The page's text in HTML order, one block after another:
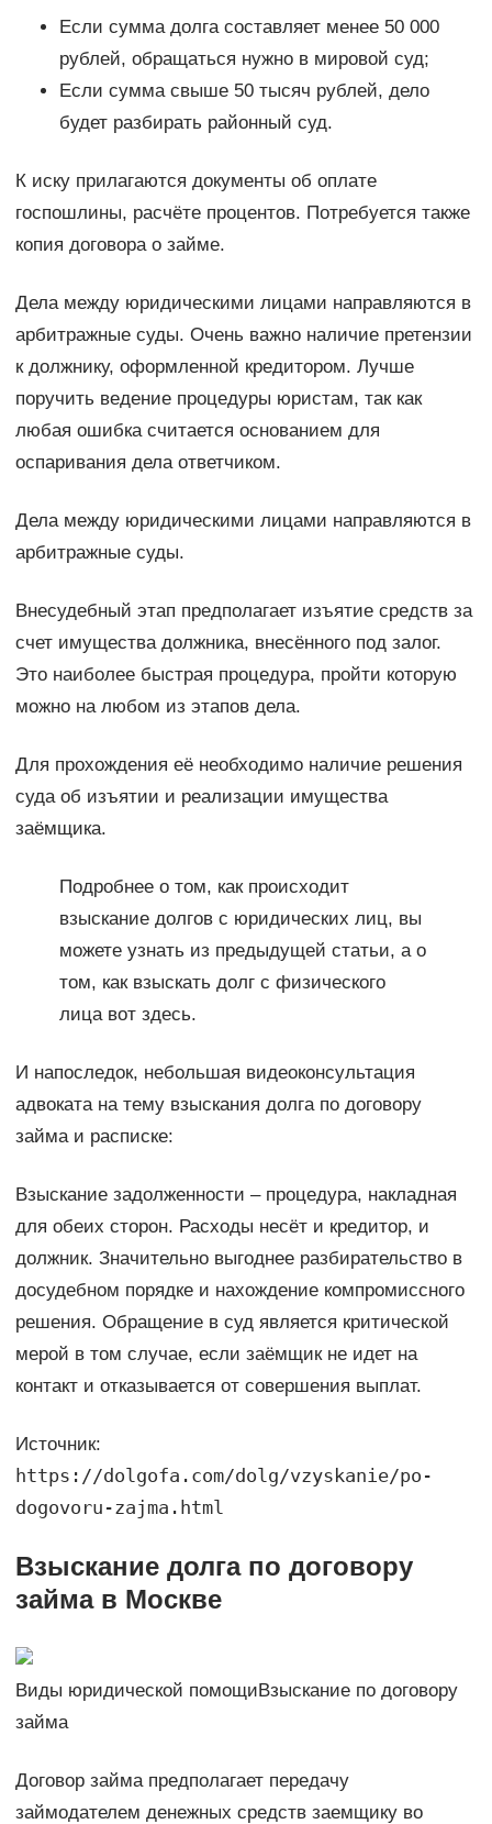
Если сумма долга составляет менее 50 000
рублей, обращаться нужно в мировой суд;
Если сумма свыше 50 тысяч рублей, дело
будет разбирать районный суд.
К иску прилагаются документы об оплате
госпошлины, расчёте процентов. Потребуется также
копия договора о займе.
Дела между юридическими лицами направляются в
арбитражные суды. Очень важно наличие претензии
к должнику, оформленной кредитором. Лучше
поручить ведение процедуры юристам, так как
любая ошибка считается основанием для
оспаривания дела ответчиком.
Дела между юридическими лицами направляются в
арбитражные суды.
Внесудебный этап предполагает изъятие средств за
счет имущества должника, внесённого под залог.
Это наиболее быстрая процедура, пройти которую
можно на любом из этапов дела.
Для прохождения её необходимо наличие решения
суда об изъятии и реализации имущества
заёмщика.
Подробнее о том, как происходит
взыскание долгов с юридических лиц, вы
можете узнать из предыдущей статьи, а о
том, как взыскать долг с физического
лица вот здесь.
И напоследок, небольшая видеоконсультация
адвоката на тему взыскания долга по договору
займа и расписке:
Взыскание задолженности – процедура, накладная
для обеих сторон. Расходы несёт и кредитор, и
должник. Значительно выгоднее разбирательство в
досудебном порядке и нахождение компромиссного
решения. Обращение в суд является критической
мерой в том случае, если заёмщик не идет на
контакт и отказывается от совершения выплат.
Источник:
https://dolgofa.com/dolg/vzyskanie/po-
dogovoru-zajma.html
Взыскание долга по договору
займа в Москве
Виды юридической помощиВзыскание по договору
займа
Договор займа предполагает передачу
займодателем денежных средств заемщику во